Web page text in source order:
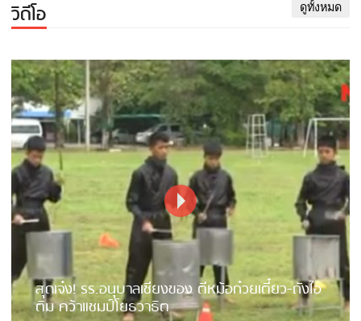
วิดีโอ ดูทั้งหมด
สุดเจ๋ง! รร.อนุบาลเชียงของ ตีหม้อก๋วยเตี๋ยว-ถังไอ
ติม คว้าแชมป์โยธวาธิต